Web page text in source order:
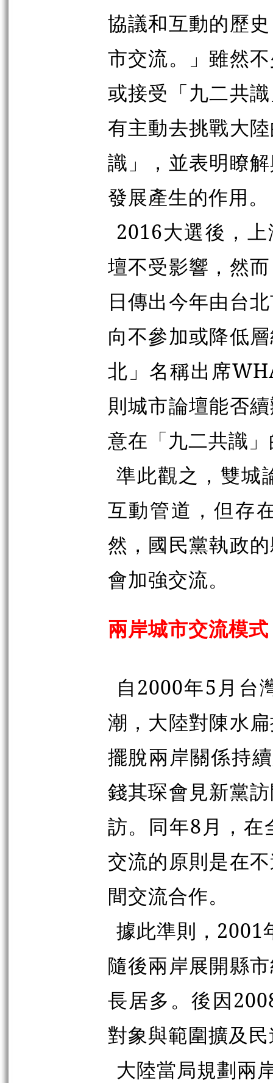
協議和互動的歷
市交流。」雖然
或接受「九二共
有主動去挑戰大
識」，並表明瞭
發展產生的作用。
2016大選後，
壇不受影響，然
日傳出今年由台
向不參加或降低
北」名稱出席
則城市論壇能否
意在「九二共識
準此觀之，雙城
互動管道，但存
然，國民黨執政
會加強交流。
兩岸城市交流模式
自2000年5月台
潮，大陸對陳水
擺脫兩岸關係持
錢其琛會見新黨
訪。同年8月，在
交流的原則是在
間交流合作。
據此準則，2001
隨後兩岸展開縣
長居多。後因
對象與範圍擴及
大陸當局規劃兩